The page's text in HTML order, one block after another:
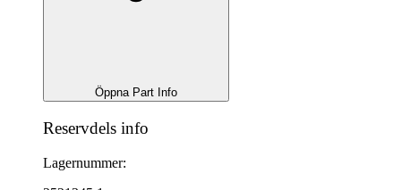
Öppna Part Info
Reservdels info
Lagernummer: